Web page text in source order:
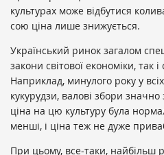
культурах може відбутися
сою ціна лише знижується.
Український ринок загалом
закони світової економіки, так
Наприклад, минулого року у
кукурудзи, валові збори
ціна на цю культуру була
менші, і ціна теж не дуже
При цьому, все-таки, найбільш